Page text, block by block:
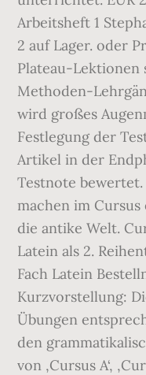
Arbeitsheft 1
2 auf Lager. oder
Plateau-Lektionen
Methoden-
wird großes
Festlegung der
Artikel in der
Testnote
machen im
die antike Welt.
Latein als 2.
Fach Latein
Kurzvorstellung:
Übungen
den
von ‚Cursus A‘,